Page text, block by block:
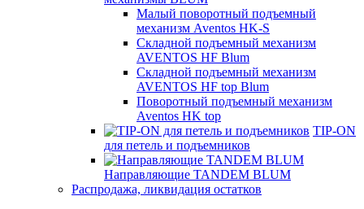
Малый поворотный подъемный
механизм Aventos HK-S
Складной подъемный механизм
AVENTOS HF Blum
Складной подъемный механизм
AVENTOS HF top Blum
Поворотный подъемный механизм
Aventos HK top
TIP-ON
для петель и подъемников
Направляющие TANDEM BLUM
Распродажа, ликвидация остатков